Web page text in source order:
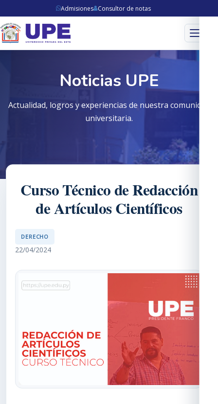
Admisiones Consultor de notas
Menú
Noticias UPE
Actualidad, logros y experiencias de nuestra comunidad
universitaria.
Curso Técnico de Redacción
de Artículos Científicos
DERECHO
22/04/2024